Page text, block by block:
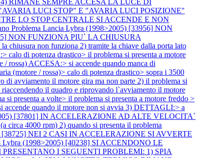
LUCI STOP" E "AVARIA LUCI POSIZIONE"
LO STOP CENTRALE SI ACCENDE E NON
Problema Lancia Lybra (1998>2005) [33956] NON
NON FUNZIONA PIU` LA CHIUSURA
non funziona 2) tramite la chiave dalla porta lato
di potenza drastico> il problema si presenta a motore
rossa) ACCESA:> si accende quando manca di
(motore / rossa)> calo di potenza drastico> sopra i 3500
avviamento il motore gira ma non parte 2) il problema si
riaccendendo il quadro e riprovando l`avviamento il motore
a volte> il problema si presenta a motore freddo >
accende quando il motore non si avvia 3) DETTAGLI:> a
[37801] IN ACCELERAZIONE AD ALTE VELOCITA`
4000 rpm) 2) quando si presenta il problema
[38725] NEI 2 CASI IN ACCELERAZIONE SI AVVERTE
Lybra (1998>2005) [40238] SI ACCENDONO LE
PRESENTANO I SEGUENTI PROBLEMI: 1) SPIA